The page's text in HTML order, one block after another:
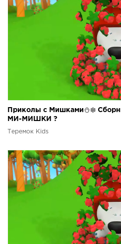
Приколы с Мишками⛄❄️
МИ-МИШКИ ?
Теремок Kids